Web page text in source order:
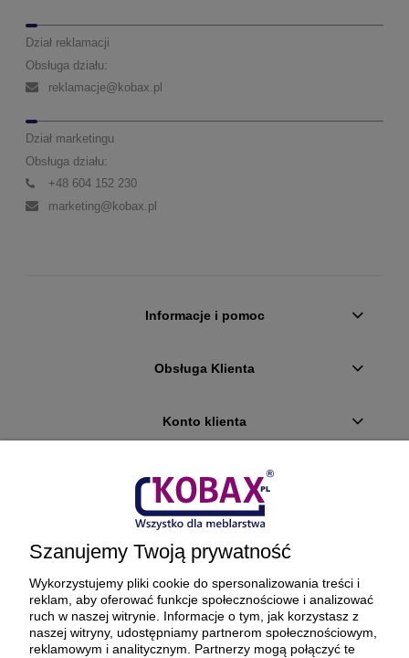
Dział reklamacji
Obsługa działu:
reklamacje@kobax.pl
Dział marketingu
Obsługa działu:
+48 604 152 230
marketing@kobax.pl
Informacje i pomoc
Obsługa Klienta
Konto klienta
Płatności i dostawa
Ciekawostki
O firmie
BEZPIECZNE PŁATNOŚCI ORAZ DOSTAWA
Szanujemy Twoją prywatność
Wykorzystujemy pliki cookie do spersonalizowania treści i
reklam, aby oferować funkcje społecznościowe i analizować
ruch w naszej witrynie. Informacje o tym, jak korzystasz z
naszej witryny, udostępniamy partnerom społecznościowym,
reklamowym i analitycznym. Partnerzy mogą połączyć te